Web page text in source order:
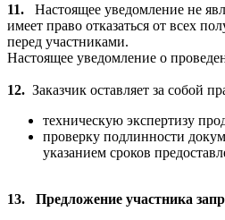
11.
Настоящее уведомление не
имеет право отказаться от всех
перед участниками.
Настоящее уведомление о
12. Заказчик оставляет за собой
техническую экспертизу
проверку подлинности
указанием сроков
13.
Предложение участника